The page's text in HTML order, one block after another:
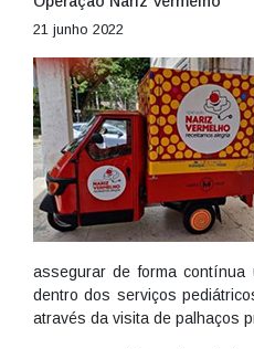
21 junho 2022
assegurar de forma contínua
dentro dos serviços
através da visita de palhaços